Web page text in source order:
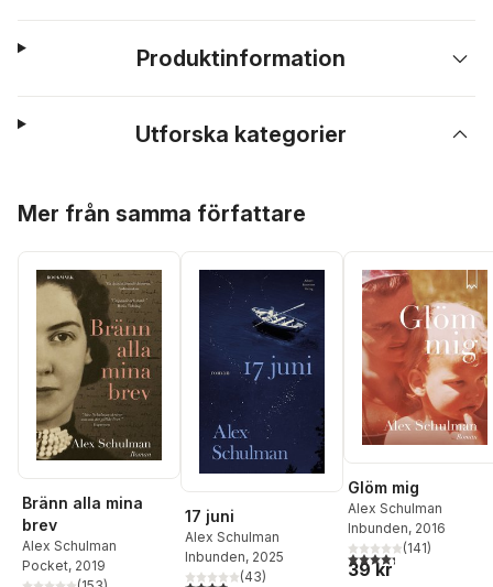
Produktinformation
Utforska kategorier
Mer från samma författare
Bränn alla mina
brev
Alex Schulman
Pocket, 2019
17 juni
Alex Schulman
Inbunden, 2025
(43)
Glöm mig
Alex Schulman
Inbunden, 2016
4,3utav 5 stjärnor.
(141)
39 kr